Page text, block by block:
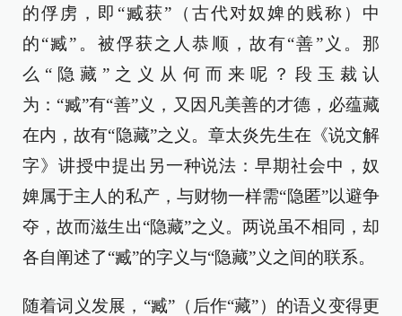
的俘虏，即“臧获”（古代对奴婢的贱称）中
的“臧”。被俘获之人恭顺，故有“善”义。那
么“隐藏”之义从何而来呢？段玉裁认
为：“臧”有“善”义，又因凡美善的才德，必蕴藏
在内，故有“隐藏”之义。章太炎先生在《说文解
字》讲授中提出另一种说法：早期社会中，奴
婢属于主人的私产，与财物一样需“隐匿”以避争
夺，故而滋生出“隐藏”之义。两说虽不相同，却
各自阐述了“臧”的字义与“隐藏”义之间的联系。
随着词义发展，“臧”（后作“藏”）的语义变得更